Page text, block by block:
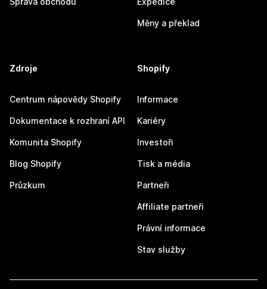
Měny a překlad
Zdroje
Centrum nápovědy Shopify
Dokumentace k rozhraní API
Komunita Shopify
Blog Shopify
Průzkum
Shopify
Informace
Kariéry
Investoři
Tisk a média
Partneři
Affiliate partneři
Právní informace
Stav služby